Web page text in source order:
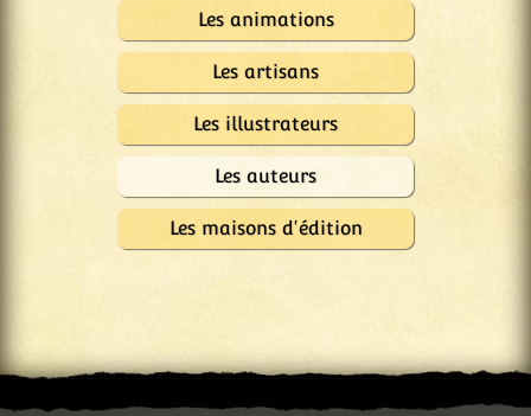
Les animations
Les artisans
Les illustrateurs
Les auteurs
Les maisons d'édition